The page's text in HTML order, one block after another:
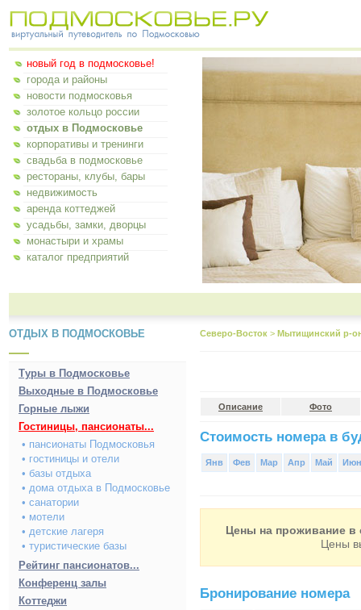
новый год в подмосковье!
города и районы
новости подмосковья
золотое кольцо россии
отдых в Подмосковье
корпоративы и тренинги
свадьба в подмосковье
рестораны, клубы, бары
недвижимость
аренда коттеджей
усадьбы, замки, дворцы
монастыри и храмы
каталог предприятий
ОТДЫХ В ПОДМОСКОВЬЕ
Туры в Подмосковье
Выходные в Подмосковье
Горные лыжи
Гостиницы, пансионаты...
• пансионаты Подмосковья
• гостиницы и отели
• базы отдыха
• дома отдыха в Подмосковье
• санатории
• мотели
• детские лагеря
• туристические базы
Рейтинг пансионатов...
Конференц залы
Коттеджи
Северо-Восток > Мытищинский р-
Описание Фото
Стоимость номера в
Янв Фев Мар Апр Май Июн
Цены на проживание в
Цены
Бронирование номера